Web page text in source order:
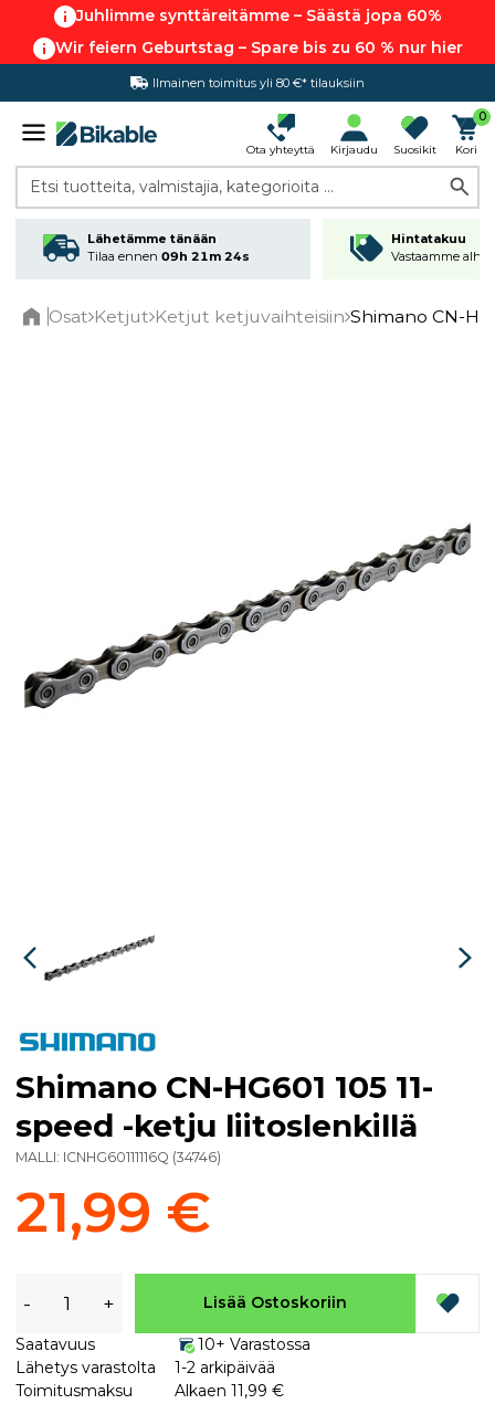
Juhlimme synttäreitämme – Säästä jopa 60%
Wir feiern Geburtstag – Spare bis zu 60 % nur hier
Ota yhteyttä Kirjaudu Suosikit
0
Kori
Etsi tuotteita, valmistajia, kategorioita ...
Lähetämme tänään
Tilaa ennen 09h 21m 24s
Hintatakuu
Vastaamme
Osat Ketjut Ketjut ketjuvaihteisiin Shimano CN-
Shimano CN-HG601 105 11-
speed -ketju liitoslenkillä
MALLI: ICNHG60111116Q (34746)
21,99 €
- + Lisää Ostoskoriin
Saatavuus
10+ Varastossa
Lähetys varastolta
1-2 arkipäivää
Toimitusmaksu
Alkaen 11,99 €